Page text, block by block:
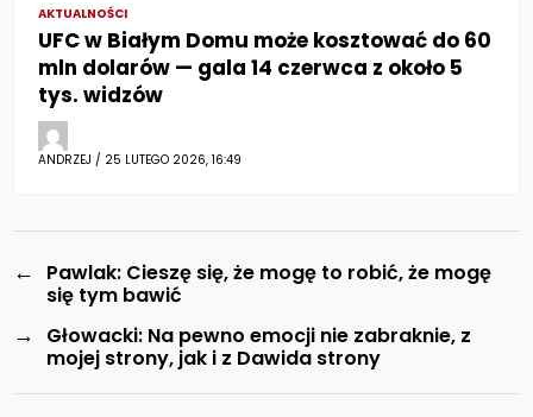
AKTUALNOŚCI
UFC w Białym Domu może kosztować do 60
mln dolarów — gala 14 czerwca z około 5
tys. widzów
ANDRZEJ / 25 LUTEGO 2026, 16:49
←
Pawlak: Cieszę się, że mogę to robić, że mogę
się tym bawić
→
Głowacki: Na pewno emocji nie zabraknie, z
mojej strony, jak i z Dawida strony